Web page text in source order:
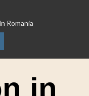
Romania
in